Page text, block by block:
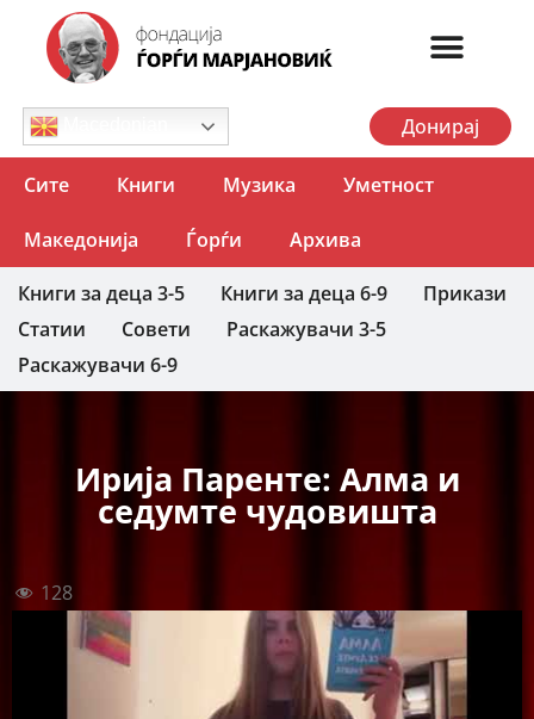
Донирај
Сите Книги Музика Уметност
Македонија Ѓорѓи Архива
Книги за деца 3-5 Книги за деца 6-9
Прикази
Статии
Совети
Раскажувачи 3-5
Раскажувачи 6-9
Ирија Паренте: Алма и
седумте чудовишта
128